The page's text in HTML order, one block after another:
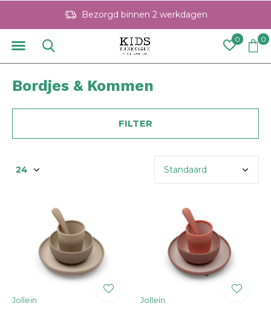
0 0
Bezorgd binnen 2 werkdagen
Bordjes & Kommen
FILTER
Jollein Jollein